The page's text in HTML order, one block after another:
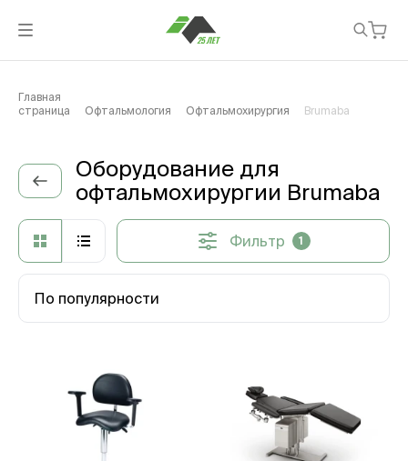
Главная
страница
Офтальмология Офтальмохирургия Brumaba
Оборудование для
офтальмохирургии Brumaba
Фильтр 1
По популярности